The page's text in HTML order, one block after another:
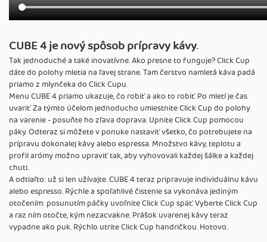
CUBE 4 je nový spôsob prípravy kávy.
Tak jednoduché a také inovatívne. Ako presne to funguje? Click Cup
dáte do polohy mletia na ľavej strane. Tam čerstvo namletá káva padá
priamo z mlynčeka do Click Cupu.
Menu CUBE 4 priamo ukazuje, čo robiť a ako to robiť. Po mletí je čas
uvariť. Za týmto účelom jednoducho umiestnite Click Cup do polohy
na varenie - posuňte ho zľava doprava. Upnite Click Cup pomocou
páky. Odteraz si môžete v ponuke nastaviť všetko, čo potrebujete na
prípravu dokonalej kávy alebo espressa. Množstvo kávy, teplotu a
profil arómy možno upraviť tak, aby vyhovovali každej šálke a každej
chuti.
A odtiaľto: už si len užívajte. CUBE 4 teraz pripravuje individuálnu kávu
alebo espresso. Rýchle a spoľahlivé čistenie sa vykonáva jediným
otočením: posunutím páčky uvoľnite Click Cup späť. Vyberte Click Cup
a raz ním otočte, kým nezacvakne. Prášok uvarenej kávy teraz
vypadne ako puk. Rýchlo utrite Click Cup handričkou. Hotovo.